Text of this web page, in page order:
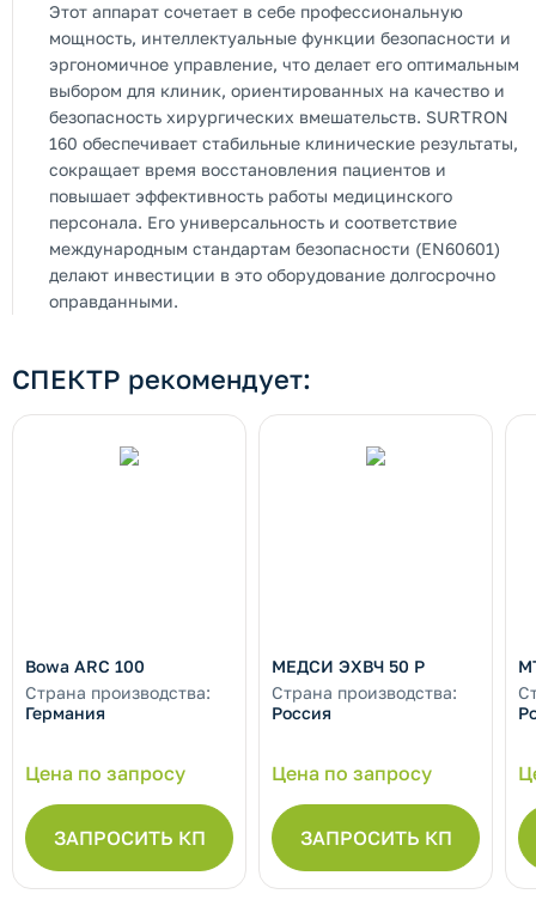
Этот аппарат сочетает в себе профессиональную
мощность, интеллектуальные функции безопасности и
эргономичное управление, что делает его оптимальным
выбором для клиник, ориентированных на качество и
безопасность хирургических вмешательств. SURTRON
160 обеспечивает стабильные клинические результаты,
сокращает время восстановления пациентов и
повышает эффективность работы медицинского
персонала. Его универсальность и соответствие
международным стандартам безопасности (EN60601)
делают инвестиции в это оборудование долгосрочно
оправданными.
СПЕКТР рекомендует:
Bowa ARC 100
Страна производства:
Германия
Цена по запросу
ЗАПРОСИТЬ КП
МЕДСИ ЭХВЧ 50 Р
Страна производства:
Россия
Цена по запросу
ЗАПРОСИТЬ КП